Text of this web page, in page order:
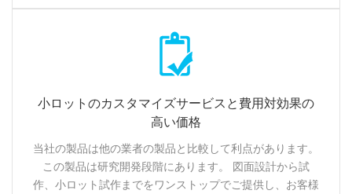
小ロットのカスタマイズサービスと費用対効果の
高い価格
当社の製品は他の業者の製品と比較して利点があります。
この製品は研究開発段階にあります。 図面設計から試
作、小ロット試作までをワンストップでご提供し、お客様